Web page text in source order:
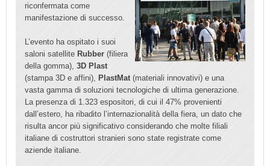
riconfermata come
manifestazione di successo.
L’evento ha ospitato i suoi
saloni satellite Rubber (filiera
della gomma), 3D Plast
(stampa 3D e affini), PlastMat (materiali innovativi) e una
vasta gamma di soluzioni tecnologiche di ultima generazione.
La presenza di 1.323 espositori, di cui il 47% provenienti
dall’estero, ha ribadito l’internazionalità della fiera, un dato che
risulta ancor più significativo considerando che molte filiali
italiane di costruttori stranieri sono state registrate come
aziende italiane.